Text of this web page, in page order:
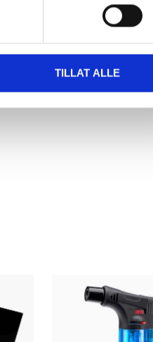
TILLAT ALLE
279,-
Askesuger, 15 L
84-170